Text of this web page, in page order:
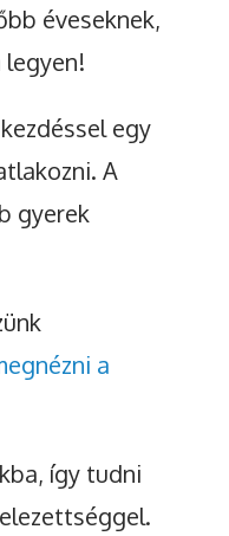
éveseknek,
legyen!
egy
A
gyerek
a
így tudni